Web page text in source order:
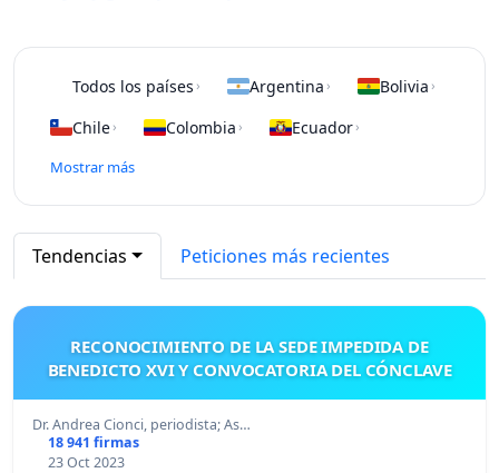
Todos los países › Argentina › Bolivia ›
Chile› Colombia › Ecuador›
Mostrar más
Tendencias Peticiones más recientes
RECONOCIMIENTO DE LA SEDE IMPEDIDA DE
BENEDICTO XVI Y CONVOCATORIA DEL CÓNCLAVE
Dr. Andrea Cionci, periodista; As…
18 941 firmas
23 Oct 2023